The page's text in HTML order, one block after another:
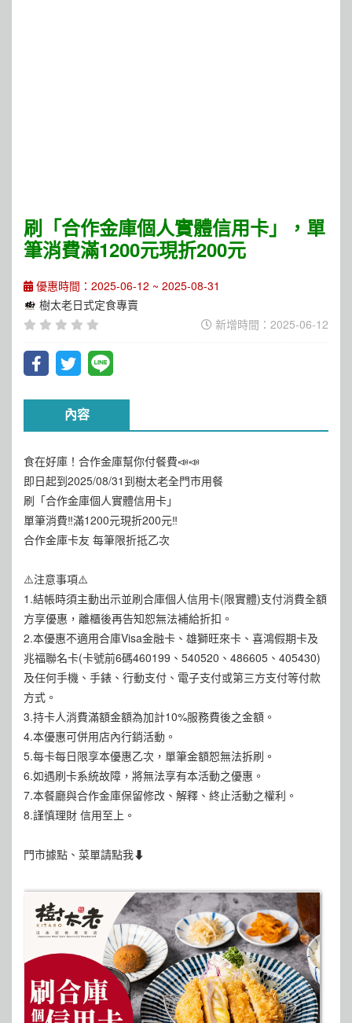
刷「合作金庫個人實體信用卡」，單
筆消費滿1200元現折200元
優惠時間：2025-06-12 ~ 2025-08-31
樹太老日式定食專賣
新增時間：2025-06-12
內容
食在好庫！合作金庫幫你付餐費📣📣
即日起到2025/08/31到樹太老全門市用餐
刷「合作金庫個人實體信用卡」
單筆消費‼️滿1200元現折200元‼️
合作金庫卡友 每筆限折抵乙次
⚠️注意事項⚠️
1.結帳時須主動出示並刷合庫個人信用卡(限實體)支付消費全額
方享優惠，離櫃後再告知恕無法補給折扣。
2.本優惠不適用合庫Visa金融卡、雄獅旺來卡、喜鴻假期卡及
兆福聯名卡(卡號前6碼460199、540520、486605、405430)
及任何手機、手錶、行動支付、電子支付或第三方支付等付款
方式。
3.持卡人消費滿額金額為加計10%服務費後之金額。
4.本優惠可併用店內行銷活動。
5.每卡每日限享本優惠乙次，單筆金額恕無法拆刷。
6.如遇刷卡系統故障，將無法享有本活動之優惠。
7.本餐廳與合作金庫保留修改、解釋、終止活動之權利。
8.謹慎理財 信用至上。
門市據點、菜單請點我⬇